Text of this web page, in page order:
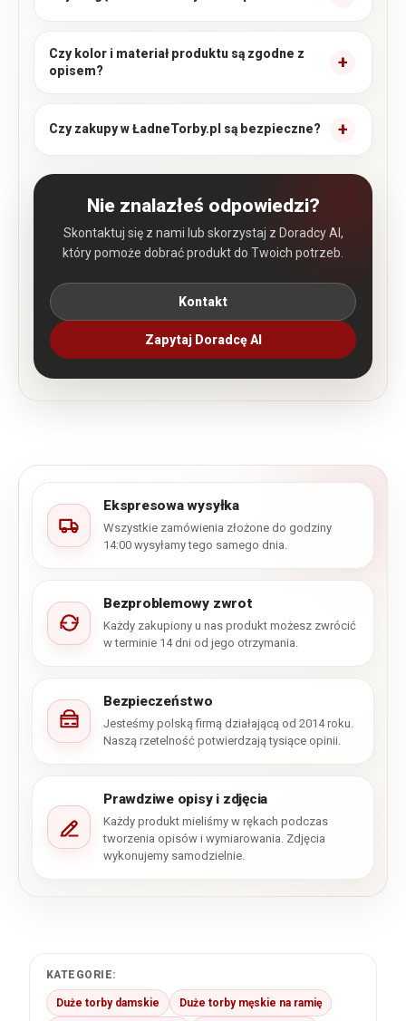
Czy kolor i materiał produktu są zgodne z
opisem?
Czy zakupy w ŁadneTorby.pl są bezpieczne?
Nie znalazłeś odpowiedzi?
Skontaktuj się z nami lub skorzystaj z Doradcy AI,
który pomoże dobrać produkt do Twoich potrzeb.
Kontakt
Zapytaj Doradcę AI
Ekspresowa wysyłka
Wszystkie zamówienia złożone do godziny
14:00 wysyłamy tego samego dnia.
Bezproblemowy zwrot
Każdy zakupiony u nas produkt możesz zwrócić
w terminie 14 dni od jego otrzymania.
Bezpieczeństwo
Jesteśmy polską firmą działającą od 2014 roku.
Naszą rzetelność potwierdzają tysiące opinii.
Prawdziwe opisy i zdjęcia
Każdy produkt mieliśmy w rękach podczas
tworzenia opisów i wymiarowania. Zdjęcia
wykonujemy samodzielnie.
KATEGORIE:
Duże torby damskie Duże torby męskie na ramię